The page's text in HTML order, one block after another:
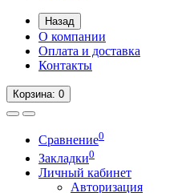
Назад
О компании
Оплата и доставка
Контакты
Корзина: 0
Сравнение0
Закладки0
Личный кабинет
Авторизация